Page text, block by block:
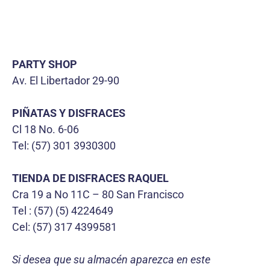
PARTY SHOP
Av. El Libertador 29-90
PIÑATAS Y DISFRACES
Cl 18 No. 6-06
Tel: (57) 301 3930300
TIENDA DE DISFRACES RAQUEL
Cra 19 a No 11C – 80 San Francisco
Tel : (57) (5) 4224649
Cel: (57) 317 4399581
Si desea que su almacén aparezca en este